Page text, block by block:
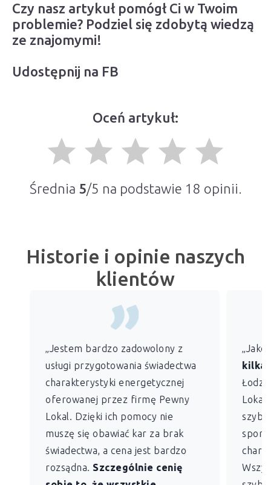
Czy nasz artykuł pomógł Ci w Twoim
problemie? Podziel się zdobytą wiedzą
ze znajomymi!
Udostępnij na FB
Oceń artykuł:
grade grade grade grade grade
Średnia 5/5 na podstawie 18 opinii.
Historie i opinie naszych
klientów
„Jestem bardzo zadowolony z
usługi przygotowania świadectwa
charakterystyki energetycznej
oferowanej przez firmę Pewny
Lokal. Dzięki ich pomocy nie
muszę się obawiać kar za brak
świadectwa, a cena jest bardzo
rozsądna. Szczególnie cenię
„Jako
Łodzi)
Lokal